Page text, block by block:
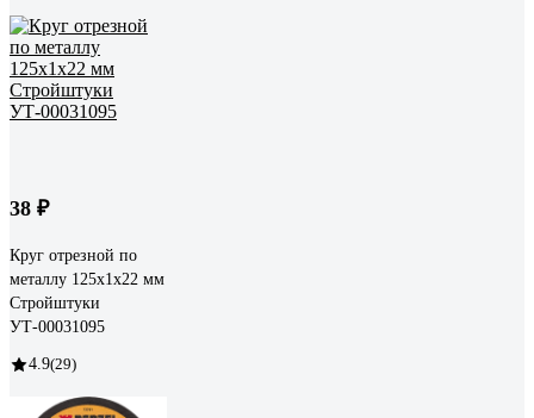
38 ₽
Круг отрезной по
металлу 125x1x22 мм
Стройштуки
УТ-00031095
4.9(29)